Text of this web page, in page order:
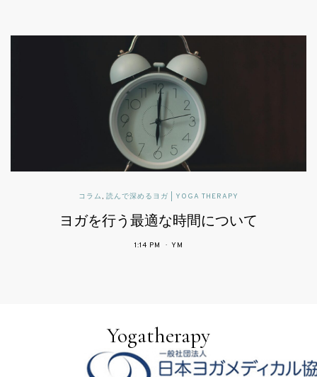
読んで深めるヨガ | YOGA THERAPY
可動域と柔軟性とヨガ
2:43 PM
Yogatherapy